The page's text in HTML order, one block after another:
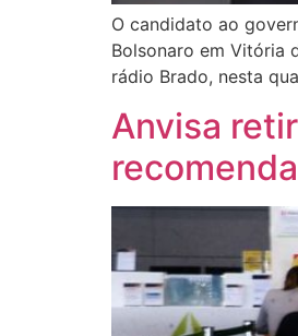
O candidato ao
Bolsonaro em Vitória
rádio Brado, nesta
Anvisa